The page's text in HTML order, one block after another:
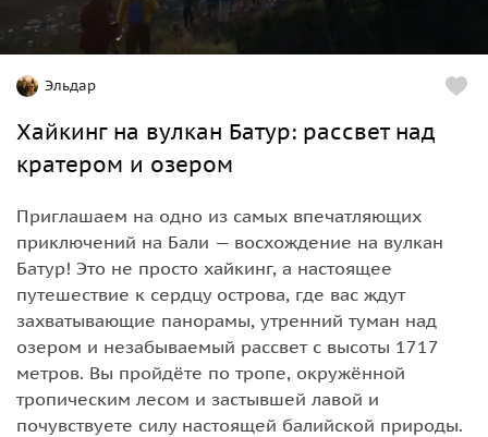
Эльдар
Хайкинг на вулкан Батур: рассвет над
кратером и озером
Приглашаем на одно из самых впечатляющих
приключений на Бали — восхождение на вулкан
Батур! Это не просто хайкинг, а настоящее
путешествие к сердцу острова, где вас ждут
захватывающие панорамы, утренний туман над
озером и незабываемый рассвет с высоты 1717
метров. Вы пройдёте по тропе, окружённой
тропическим лесом и застывшей лавой и
почувствуете силу настоящей балийской природы.